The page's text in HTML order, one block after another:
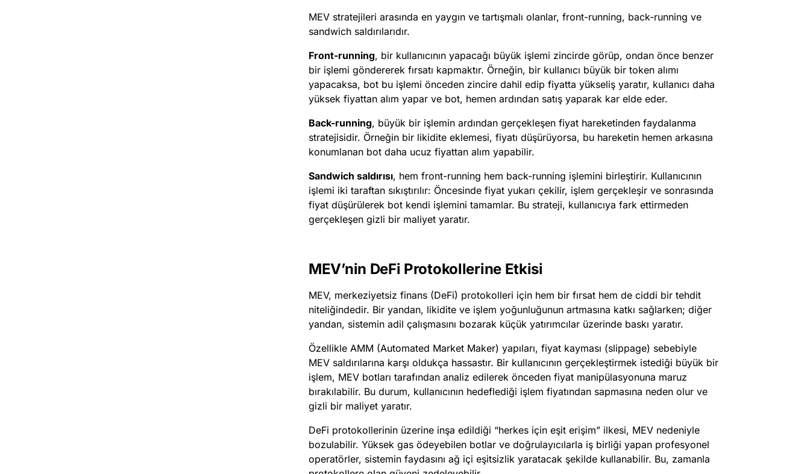
MEV stratejileri arasında en yaygın ve tartışmalı olanlar, front-running, back-running ve
sandwich saldırılarıdır.
Front-running, bir kullanıcının yapacağı büyük işlemi zincirde görüp, ondan önce benzer
bir işlemi göndererek fırsatı kapmaktır. Örneğin, bir kullanıcı büyük bir token alımı
yapacaksa, bot bu işlemi önceden zincire dahil edip fiyatta yükseliş yaratır, kullanıcı daha
yüksek fiyattan alım yapar ve bot, hemen ardından satış yaparak kar elde eder.
Back-running, büyük bir işlemin ardından gerçekleşen fiyat hareketinden faydalanma
stratejisidir. Örneğin bir likidite eklemesi, fiyatı düşürüyorsa, bu hareketin hemen arkasına
konumlanan bot daha ucuz fiyattan alım yapabilir.
Sandwich saldırısı, hem front-running hem back-running işlemini birleştirir. Kullanıcının
işlemi iki taraftan sıkıştırılır: Öncesinde fiyat yukarı çekilir, işlem gerçekleşir ve sonrasında
fiyat düşürülerek bot kendi işlemini tamamlar. Bu strateji, kullanıcıya fark ettirmeden
gerçekleşen gizli bir maliyet yaratır.
MEV’nin DeFi Protokollerine Etkisi
MEV, merkeziyetsiz finans (DeFi) protokolleri için hem bir fırsat hem de ciddi bir tehdit
niteliğindedir. Bir yandan, likidite ve işlem yoğunluğunun artmasına katkı sağlarken; diğer
yandan, sistemin adil çalışmasını bozarak küçük yatırımcılar üzerinde baskı yaratır.
Özellikle AMM (Automated Market Maker) yapıları, fiyat kayması (slippage) sebebiyle
MEV saldırılarına karşı oldukça hassastır. Bir kullanıcının gerçekleştirmek istediği büyük bir
işlem, MEV botları tarafından analiz edilerek önceden fiyat manipülasyonuna maruz
bırakılabilir. Bu durum, kullanıcının hedeflediği işlem fiyatından sapmasına neden olur ve
gizli bir maliyet yaratır.
DeFi protokollerinin üzerine inşa edildiği “herkes için eşit erişim” ilkesi, MEV nedeniyle
bozulabilir. Yüksek gas ödeyebilen botlar ve doğrulayıcılarla iş birliği yapan profesyonel
operatörler, sistemin faydasını ağ içi eşitsizlik yaratacak şekilde kullanabilir. Bu, zamanla